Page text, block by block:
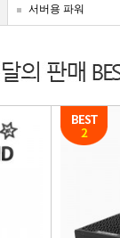
서버용 파워